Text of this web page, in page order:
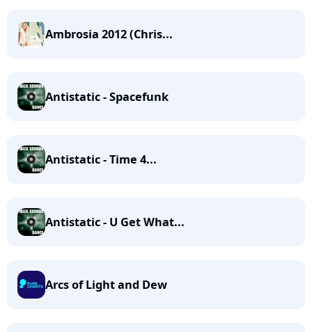
Ambrosia 2012 (Chris...
Antistatic - Spacefunk
Antistatic - Time 4...
Antistatic - U Get What...
Arcs of Light and Dew